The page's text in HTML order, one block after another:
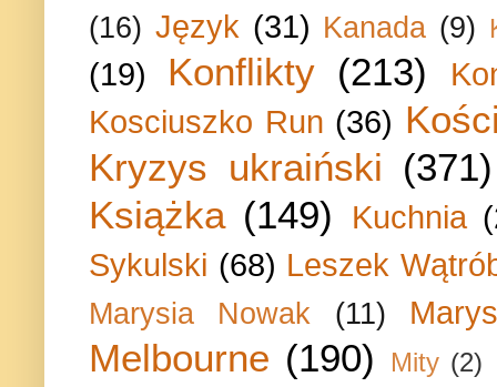
(16) Język (31) Kanada (9)
(19) Konflikty (213)
Kosciuszko Run (36)
Kryzys ukraiński (371)
Książka (149) Kuchnia
Sykulski (68) Leszek
Marysia Nowak (11)
Melbourne (190) Mity (2)